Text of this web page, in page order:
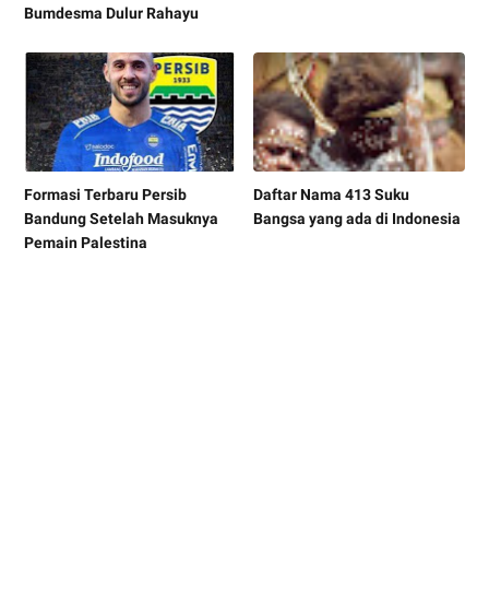
Bumdesma Dulur Rahayu
Formasi Terbaru Persib
Bandung Setelah Masuknya
Pemain Palestina
Daftar Nama 413 Suku
Bangsa yang ada di Indonesia